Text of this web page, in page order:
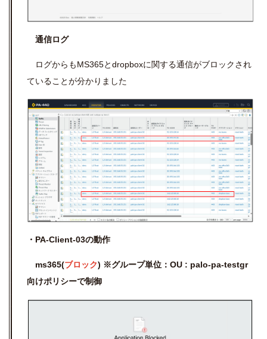
通信ログ
ログからもMS365とdropboxに関する通信がブロックされ
ていることが分かりました
・PA-Client-03の動作
ms365(ブロック) ※グループ単位： OU : palo-pa-testgr
向けポリシーで制御